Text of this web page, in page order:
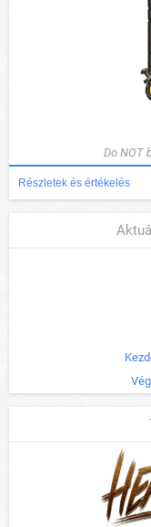
Do NOT
Részletek és értékelés